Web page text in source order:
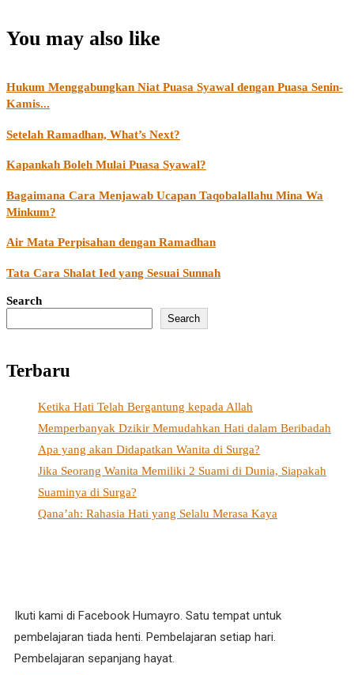
You may also like
Hukum Menggabungkan Niat Puasa Syawal dengan Puasa Senin-
Kamis...
Setelah Ramadhan, What’s Next?
Kapankah Boleh Mulai Puasa Syawal?
Bagaimana Cara Menjawab Ucapan Taqobalallahu Mina Wa
Minkum?
Air Mata Perpisahan dengan Ramadhan
Tata Cara Shalat Ied yang Sesuai Sunnah
Search
Search
Terbaru
Ketika Hati Telah Bergantung kepada Allah
Memperbanyak Dzikir Memudahkan Hati dalam Beribadah
Apa yang akan Didapatkan Wanita di Surga?
Jika Seorang Wanita Memiliki 2 Suami di Dunia, Siapakah
Suaminya di Surga?
Qana’ah: Rahasia Hati yang Selalu Merasa Kaya
Ikuti kami di Facebook Humayro. Satu tempat untuk
pembelajaran tiada henti. Pembelajaran setiap hari.
Pembelajaran sepanjang hayat.